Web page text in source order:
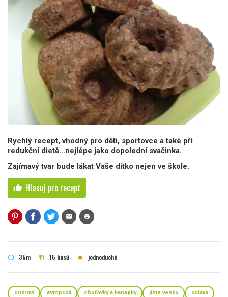
Rychlý recept, vhodný pro děti, sportovce a také při
redukční dietě...nejlépe jako dopolední svačinka.
Zajímavý tvar bude lákat Vaše dítko nejen ve škole.
thumb_up Hlasuj pro recept
mail print
schedule 35m restaurant 15 kusů star jednoduché
cukroví evropská chuťovky a kanapky jíme venku oslava